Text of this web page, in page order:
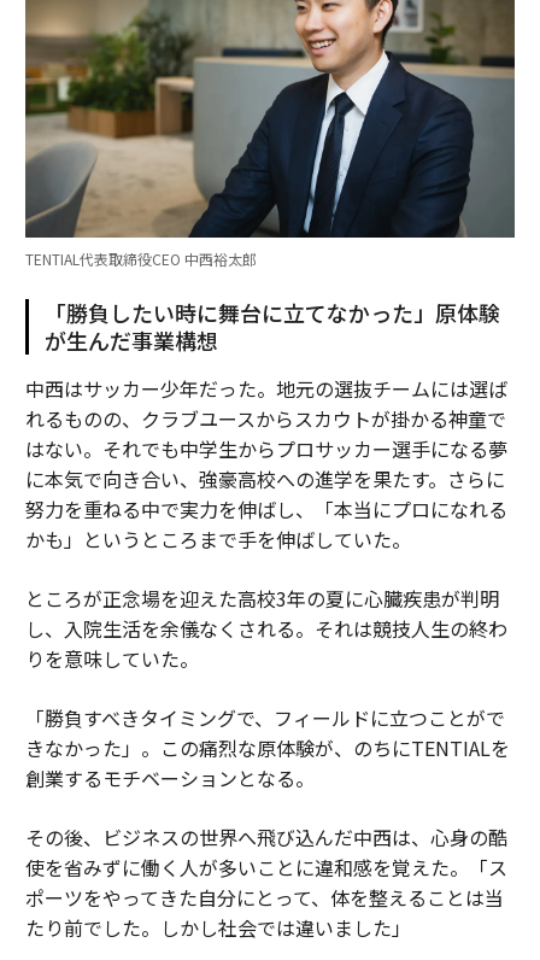
TENTIAL代表取締役CEO 中西裕太郎
「勝負したい時に舞台に立てなかった」原体験
が生んだ事業構想
中西はサッカー少年だった。地元の選抜チームには選ば
れるものの、クラブユースからスカウトが掛かる神童で
はない。それでも中学生からプロサッカー選手になる夢
に本気で向き合い、強豪高校への進学を果たす。さらに
努力を重ねる中で実力を伸ばし、「本当にプロになれる
かも」というところまで手を伸ばしていた。
ところが正念場を迎えた高校3年の夏に心臓疾患が判明
し、入院生活を余儀なくされる。それは競技人生の終わ
りを意味していた。
「勝負すべきタイミングで、フィールドに立つことがで
きなかった」。この痛烈な原体験が、のちにTENTIALを
創業するモチベーションとなる。
その後、ビジネスの世界へ飛び込んだ中西は、心身の酷
使を省みずに働く人が多いことに違和感を覚えた。「ス
ポーツをやってきた自分にとって、体を整えることは当
たり前でした。しかし社会では違いました」